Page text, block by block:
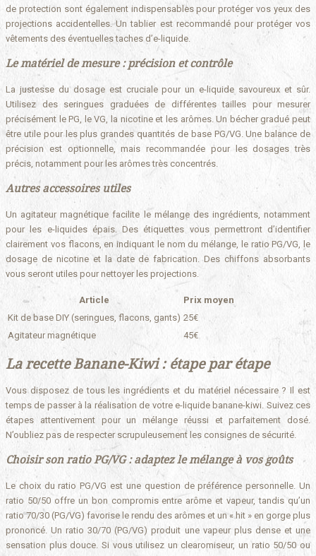
de protection sont également indispensables pour protéger vos yeux des
projections accidentelles. Un tablier est recommandé pour protéger vos
vêtements des éventuelles taches d’e-liquide.
Le matériel de mesure : précision et contrôle
La justesse du dosage est cruciale pour un e-liquide savoureux et sûr.
Utilisez des seringues graduées de différentes tailles pour mesurer
précisément le PG, le VG, la nicotine et les arômes. Un bécher gradué peut
être utile pour les plus grandes quantités de base PG/VG. Une balance de
précision est optionnelle, mais recommandée pour les dosages très
précis, notamment pour les arômes très concentrés.
Autres accessoires utiles
Un agitateur magnétique facilite le mélange des ingrédients, notamment
pour les e-liquides épais. Des étiquettes vous permettront d’identifier
clairement vos flacons, en indiquant le nom du mélange, le ratio PG/VG, le
dosage de nicotine et la date de fabrication. Des chiffons absorbants
vous seront utiles pour nettoyer les projections.
Article
Prix moyen
Kit de base DIY (seringues, flacons, gants) 25€
Agitateur magnétique
45€
La recette Banane-Kiwi : étape par étape
Vous disposez de tous les ingrédients et du matériel nécessaire ? Il est
temps de passer à la réalisation de votre e-liquide banane-kiwi. Suivez ces
étapes attentivement pour un mélange réussi et parfaitement dosé.
N’oubliez pas de respecter scrupuleusement les consignes de sécurité.
Choisir son ratio PG/VG : adaptez le mélange à vos goûts
Le choix du ratio PG/VG est une question de préférence personnelle. Un
ratio 50/50 offre un bon compromis entre arôme et vapeur, tandis qu’un
ratio 70/30 (PG/VG) favorise le rendu des arômes et un « hit » en gorge plus
prononcé. Un ratio 30/70 (PG/VG) produit une vapeur plus dense et une
sensation plus douce. Si vous utilisez un clearomiseur, un ratio 50/50 ou